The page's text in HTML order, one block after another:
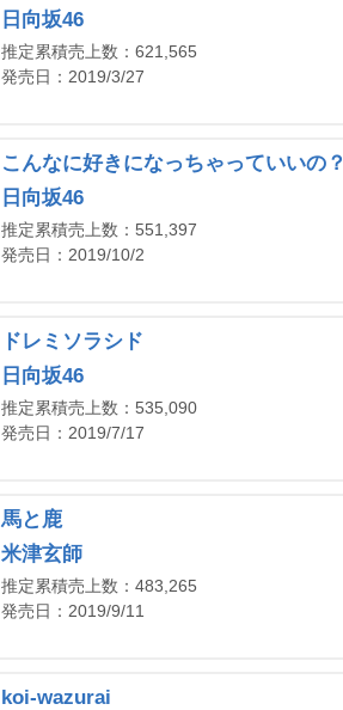
日向坂46
推定累積売上数：621,565
発売日：2019/3/27
こんなに好きになっちゃっていいの？
日向坂46
推定累積売上数：551,397
発売日：2019/10/2
ドレミソラシド
日向坂46
推定累積売上数：535,090
発売日：2019/7/17
馬と鹿
米津玄師
推定累積売上数：483,265
発売日：2019/9/11
koi-wazurai